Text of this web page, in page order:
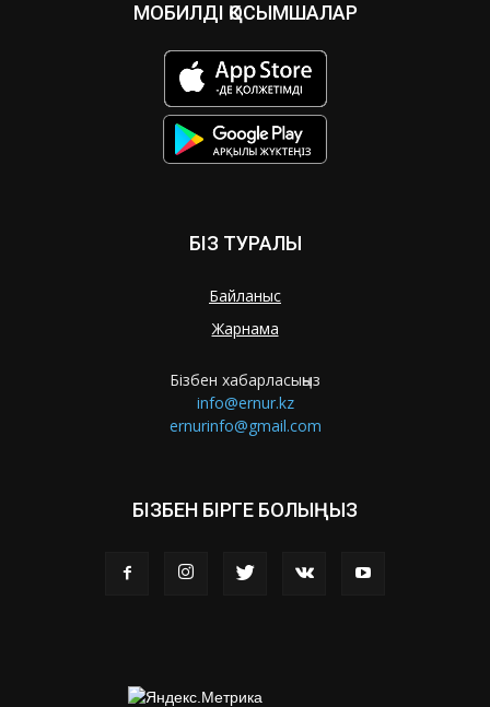
МОБИЛДІ ҚОСЫМШАЛАР
БІЗ ТУРАЛЫ
Байланыс
Жарнама
Бізбен хабарласыңыз
info@ernur.kz
ernurinfo@gmail.com
БІЗБЕН БІРГЕ БОЛЫҢЫЗ